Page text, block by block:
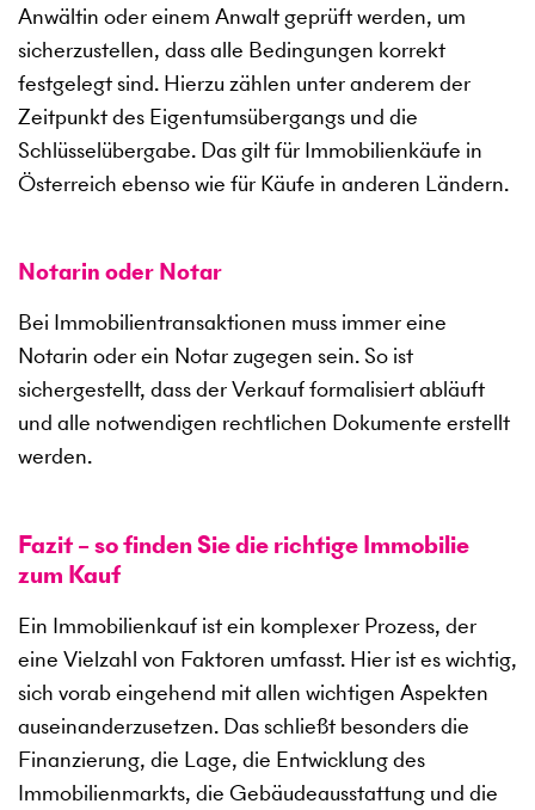
Anwältin oder einem Anwalt geprüft werden, um
sicherzustellen, dass alle Bedingungen korrekt
festgelegt sind. Hierzu zählen unter anderem der
Zeitpunkt des Eigentumsübergangs und die
Schlüsselübergabe. Das gilt für Immobilienkäufe in
Österreich ebenso wie für Käufe in anderen Ländern.
Notarin oder Notar
Bei Immobilientransaktionen muss immer eine
Notarin oder ein Notar zugegen sein. So ist
sichergestellt, dass der Verkauf formalisiert abläuft
und alle notwendigen rechtlichen Dokumente erstellt
werden.
Fazit – so finden Sie die richtige Immobilie
zum Kauf
Ein Immobilienkauf ist ein komplexer Prozess, der
eine Vielzahl von Faktoren umfasst. Hier ist es wichtig,
sich vorab eingehend mit allen wichtigen Aspekten
auseinanderzusetzen. Das schließt besonders die
Finanzierung, die Lage, die Entwicklung des
Immobilienmarkts, die Gebäudeausstattung und die